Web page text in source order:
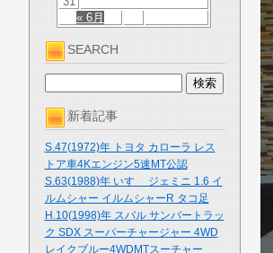
« 6月
SEARCH
新着記事
S.47(1972)年 トヨタ カローラ レス
トア車4Kエンジン5速MT公認
S.63(1988)年 いすゞ ジェミニ 1.6 イ
ルムシャー イルムシャーR タコ足
H.10(1998)年 スバル サンバートラッ
ク SDX スーパーチャージャー 4WD
レイクブルー4WDMTスーチャー